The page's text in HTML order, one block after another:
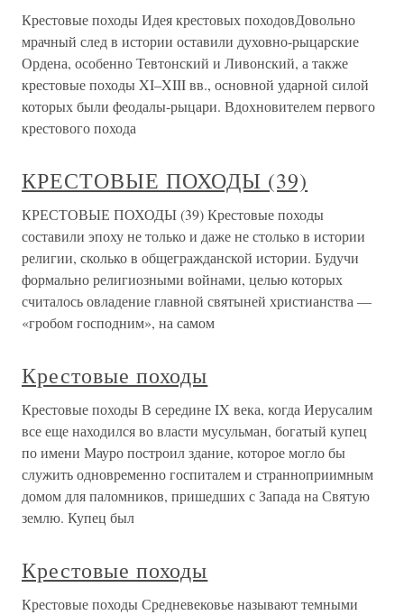
Крестовые походы Идея крестовых походовДовольно
мрачный след в истории оставили духовно-рыцарские
Ордена, особенно Тевтонский и Ливонский, а также
крестовые походы XI–XIII вв., основной ударной силой
которых были феодалы-рыцари. Вдохновителем первого
крестового похода
КРЕСТОВЫЕ ПОХОДЫ (39)
КРЕСТОВЫЕ ПОХОДЫ (39) Крестовые походы
составили эпоху не только и даже не столько в истории
религии, сколько в общегражданской истории. Будучи
формально религиозными войнами, целью которых
считалось овладение главной святыней христианства —
«гробом господним», на самом
Крестовые походы
Крестовые походы В середине IX века, когда Иерусалим
все еще находился во власти мусульман, богатый купец
по имени Мауро построил здание, которое могло бы
служить одновременно госпиталем и странноприимным
домом для паломников, пришедших с Запада на Святую
землю. Купец был
Крестовые походы
Крестовые походы Средневековье называют темными